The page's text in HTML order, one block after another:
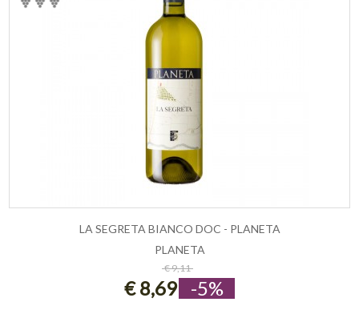
ESAURITO
LA SEGRETA BIANCO DOC - PLANETA
PLANETA
€ 9,11
€ 8,69 -5%